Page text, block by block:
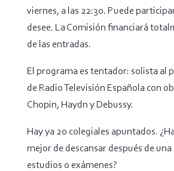
viernes, a las 22:30. Puede
desee. La Comisión financiará
de las entradas.
El programa es tentador: solista al
de Radio Televisión Española con
Chopin, Haydn y Debussy.
Hay ya 20 colegiales apuntados.
mejor de descansar después de
estudios o exámenes?